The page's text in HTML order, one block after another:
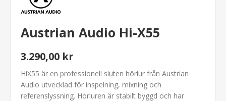
Austrian Audio Hi-X55
3.290,00 kr
HiX55 är en professionell sluten hörlur från Austrian
Audio utvecklad för inspelning, mixning och
referenslyssning. Hörluren är stabilt byggd och har